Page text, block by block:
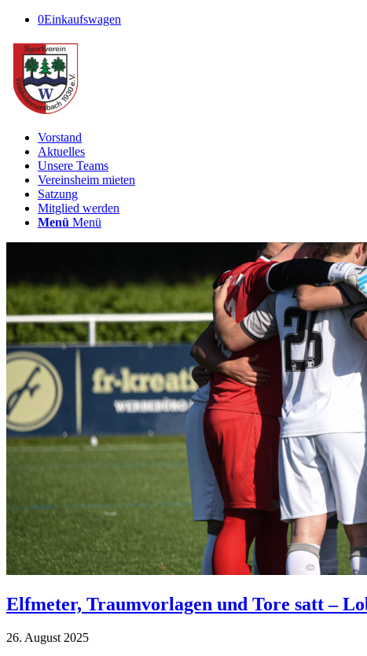
0Einkaufswagen
Vorstand
Aktuelles
Unsere Teams
Vereinsheim mieten
Satzung
Mitglied werden
Menü Menü
Elfmeter, Traumvorlagen und Tore satt –
26. August 2025